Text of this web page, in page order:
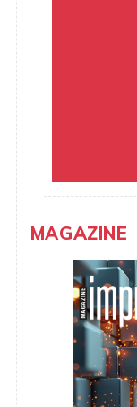
MAGAZINE